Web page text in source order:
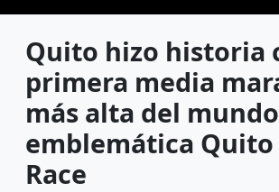
Quito hizo historia
primera media
más alta del
emblemática Quito
Race